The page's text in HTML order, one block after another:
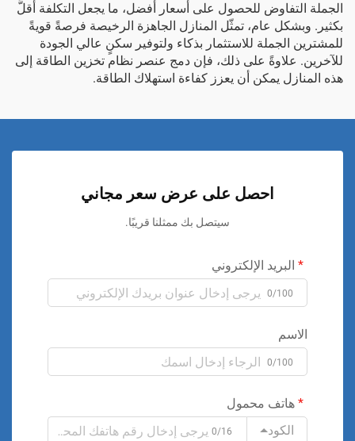
الجملة التفاوض للحصول على أسعار أفضل، ما يجعل التكلفة أقلَّ
بكثير. وبشكل عام، تمثّل المنازل الجاهزة الرخيصة فرصةً قويةً
للمشترين الجملة للاستثمار بذكاء ولتوفير سكنٍ عالي الجودة
للآخرين. علاوةً على ذلك، فإن دمج عنصر نظام تخزين الطاقة إلى
هذه المنازل يمكن أن يعزز كفاءة استهلاك الطاقة.
احصل على عرض سعر مجاني
سيتصل بك ممثلنا قريبًا.
البريد الإلكتروني
0/100
الاسم
0/100
هاتف محمول
الكود
0/16